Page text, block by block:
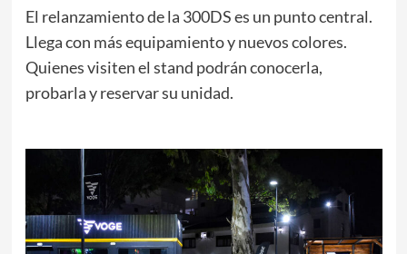
El relanzamiento de la 300DS es un punto central.
Llega con más equipamiento y nuevos colores.
Quienes visiten el stand podrán conocerla,
probarla y reservar su unidad.